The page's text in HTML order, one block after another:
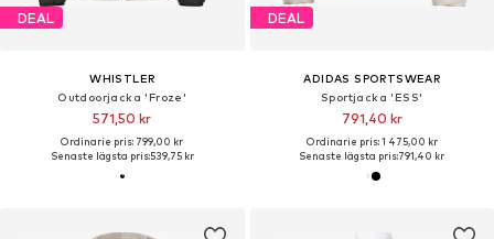
DEAL
WHISTLER
Outdoorjacka 'Froze'
571,50 kr
Ordinarie pris: 799,00 kr
Senaste lägsta pris:539,75 kr
DEAL
ADIDAS SPORTSWEAR
Sportjacka 'ESS'
791,40 kr
Ordinarie pris: 1 475,00 kr
Senaste lägsta pris:791,40 kr